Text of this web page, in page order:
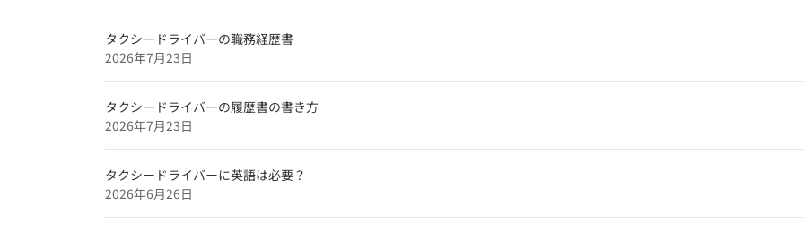
奈良のタクシードライバー求人【未経験可＆正社員採用】
タクシードライバーの職務経歴書
2026年7月23日
タクシードライバーの履歴書の書き方
2026年7月23日
タクシードライバーに英語は必要？
2026年6月26日